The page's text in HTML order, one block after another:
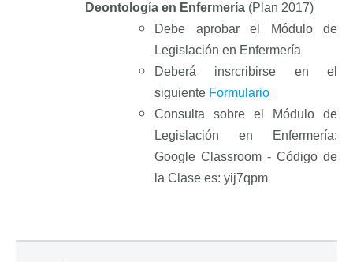
Deontología en Enfermería (Plan 2017)
Debe aprobar el Módulo de
Legislación en Enfermería
Deberá insrcribirse en el
siguiente Formulario
Consulta sobre el Módulo de
Legislación en Enfermería:
Google Classroom - Código de
la Clase es: yij7qpm